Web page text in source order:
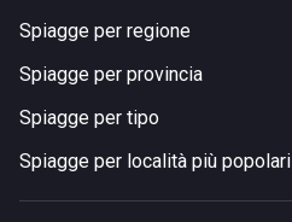
Spiagge per regione
Spiagge per provincia
Spiagge per tipo
Spiagge per località più popolari